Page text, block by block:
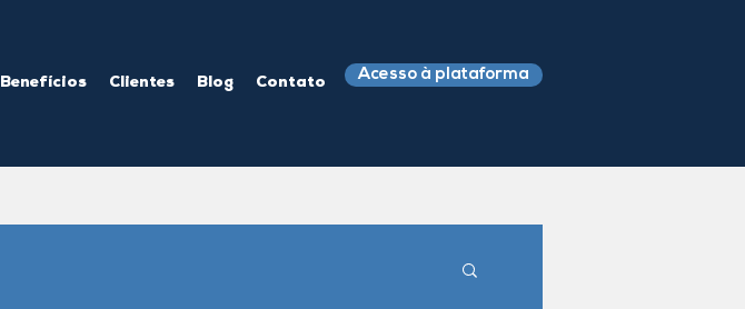
Benefícios Clientes Blog Contato Acesso à plataforma